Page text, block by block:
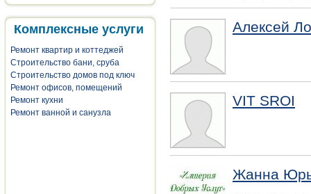
Комплексные услуги
Ремонт квартир и коттеджей
Строительство бани, сруба
Строительство домов под ключ
Ремонт офисов, помещений
Ремонт кухни
Ремонт ванной и санузла
Алексей
VIT SROI
Жанна